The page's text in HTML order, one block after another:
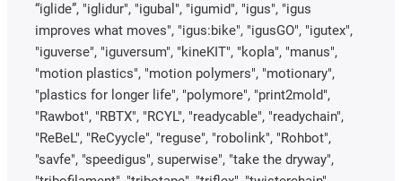
“iglide”, "iglidur", "igubal", "igumid", "igus", "igus
improves what moves", "igus:bike", "igusGO", "igutex",
"iguverse", "iguversum", "kineKIT", "kopla", "manus",
"motion plastics", "motion polymers", "motionary",
"plastics for longer life", "polymore", "print2mold",
"Rawbot", "RBTX", "RCYL", "readycable", "readychain",
"ReBeL", "ReCyycle", "reguse", "robolink", "Rohbot",
"savfe", "speedigus", superwise", "take the dryway",